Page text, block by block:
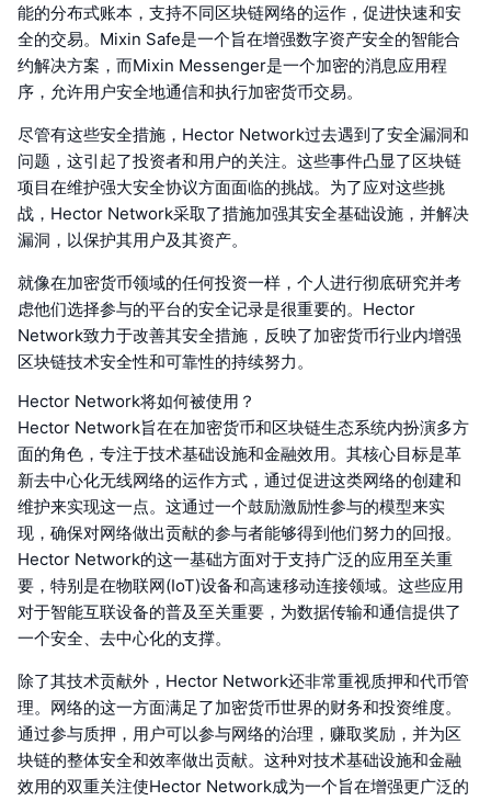
能的分布式账本，支持不同区块链网络的运作，促进快速和安
全的交易。Mixin Safe是一个旨在增强数字资产安全的智能合
约解决方案，而Mixin Messenger是一个加密的消息应用程
序，允许用户安全地通信和执行加密货币交易。
尽管有这些安全措施，Hector Network过去遇到了安全漏洞和
问题，这引起了投资者和用户的关注。这些事件凸显了区块链
项目在维护强大安全协议方面面临的挑战。为了应对这些挑
战，Hector Network采取了措施加强其安全基础设施，并解决
漏洞，以保护其用户及其资产。
就像在加密货币领域的任何投资一样，个人进行彻底研究并考
虑他们选择参与的平台的安全记录是很重要的。Hector
Network致力于改善其安全措施，反映了加密货币行业内增强
区块链技术安全性和可靠性的持续努力。
Hector Network将如何被使用？
Hector Network旨在在加密货币和区块链生态系统内扮演多方
面的角色，专注于技术基础设施和金融效用。其核心目标是革
新去中心化无线网络的运作方式，通过促进这类网络的创建和
维护来实现这一点。这通过一个鼓励激励性参与的模型来实
现，确保对网络做出贡献的参与者能够得到他们努力的回报。
Hector Network的这一基础方面对于支持广泛的应用至关重
要，特别是在物联网(IoT)设备和高速移动连接领域。这些应用
对于智能互联设备的普及至关重要，为数据传输和通信提供了
一个安全、去中心化的支撑。
除了其技术贡献外，Hector Network还非常重视质押和代币管
理。网络的这一方面满足了加密货币世界的财务和投资维度。
通过参与质押，用户可以参与网络的治理，赚取奖励，并为区
块链的整体安全和效率做出贡献。这种对技术基础设施和金融
效用的双重关注使Hector Network成为一个旨在增强更广泛的